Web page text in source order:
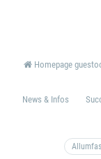
Homepage
News & Infos